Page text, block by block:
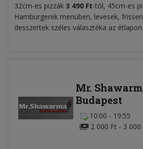
32cm-es pizzák 3 490 Ft-tól, 45cm-es
Hamburgerek menüben, levesek,
desszertek széles választéka az étlapon
Mr.
Budapest
10:00 - 19:55
2 000 Ft - 3 000